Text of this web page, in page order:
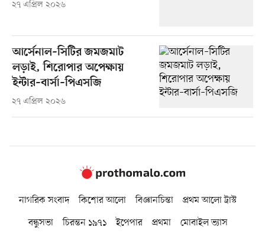
২৭ এপ্রিল ২০২৬
আর্সেনাল–সিটির জমজমাট
লড়াই, শিরোপার অপেক্ষায়
ইন্টার–বার্সা–পিএসজি
২৭ এপ্রিল ২০২৬
নাগরিক সংবাদ কিশোর আলো বিজ্ঞানচিন্তা
প্রথম আলো ট্রাস্ট
বন্ধুসভা
চিরন্তন ১৯৭১ ইপেপার প্রথমা মোবাইল ভ্যাস